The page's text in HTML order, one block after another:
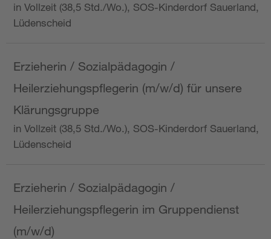
in Vollzeit (38,5 Std./Wo.), SOS-Kinderdorf Sauerland,
Lüdenscheid
Erzieherin / Sozialpädagogin /
Heilerziehungspflegerin (m/w/d) für unsere
Klärungsgruppe
in Vollzeit (38,5 Std./Wo.), SOS-Kinderdorf Sauerland,
Lüdenscheid
Erzieherin / Sozialpädagogin /
Heilerziehungspflegerin im Gruppendienst
(m/w/d)